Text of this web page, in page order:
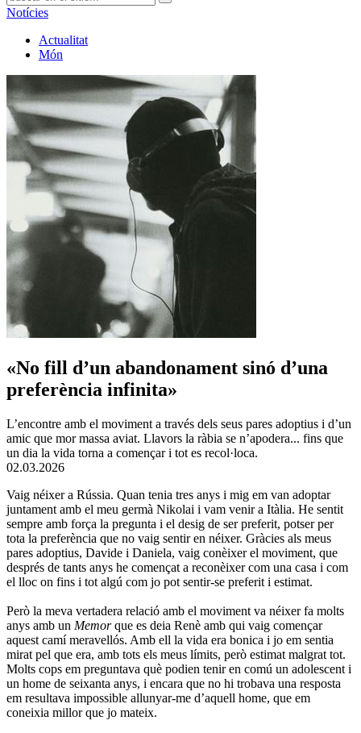
Notícies
Actualitat
Món
«No fill d’un abandonament sinó d’una
preferència infinita»
L’encontre amb el moviment a través dels seus pares adoptius i d’un
amic que mor massa aviat. Llavors la ràbia se n’apodera... fins que
un dia la vida torna a començar i tot es recol·loca.
02.03.2026
Vaig néixer a Rússia. Quan tenia tres anys i mig em van adoptar
juntament amb el meu germà Nikolai i vam venir a Itàlia. He sentit
sempre amb força la pregunta i el desig de ser preferit, potser per
tota la preferència que no vaig sentir en néixer. Gràcies als meus
pares adoptius, Davide i Daniela, vaig conèixer el moviment, que
després de tants anys he començat a reconèixer com una casa i com
el lloc on fins i tot algú com jo pot sentir-se preferit i estimat.
Però la meva vertadera relació amb el moviment va néixer fa molts
anys amb un Memorque es deia Renè amb qui vaig començar
aquest camí meravellós. Amb ell la vida era bonica i jo em sentia
mirat pel que era, amb tots els meus límits, però estimat malgrat tot.
Molts cops em preguntava què podien tenir en comú un adolescent i
un home de seixanta anys, i encara que no hi trobava una resposta
em resultava impossible allunyar-me d’aquell home, que em
coneixia millor que jo mateix.